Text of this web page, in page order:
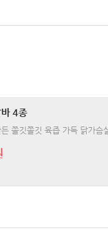
4종
쫄깃쫄깃 육즙 가득 닭가슴